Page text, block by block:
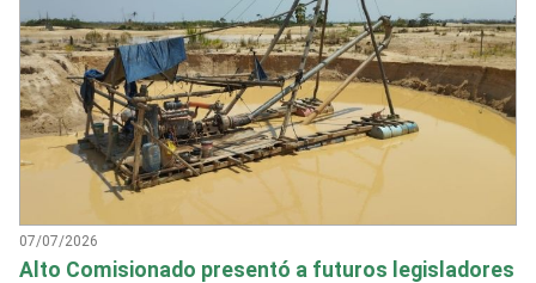
07/07/2026
Alto Comisionado presentó a futuros legisladores